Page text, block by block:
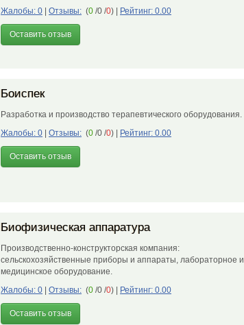
Жалобы: 0
Отзывы: (0 /0 /0) Рейтинг: 0.00
Оставить отзыв
Боиспек
Разработка и производство терапевтического оборудования.
Жалобы: 0
Отзывы: (0 /0 /0) Рейтинг: 0.00
Оставить отзыв
Биофизическая аппаратура
Производственно-конструкторская компания:
сельскохозяйственные приборы и аппараты, лабораторное и
медицинское оборудование.
Жалобы: 0
Отзывы: (0 /0 /0) Рейтинг: 0.00
Оставить отзыв